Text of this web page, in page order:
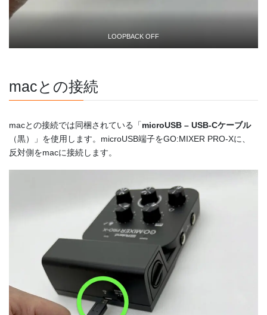
LOOPBACK OFF
macとの接続
macとの接続では同梱されている「microUSB – USB-Cケーブル
（黒）」を使用します。microUSB端子をGO:MIXER PRO-Xに、
反対側をmacに接続します。